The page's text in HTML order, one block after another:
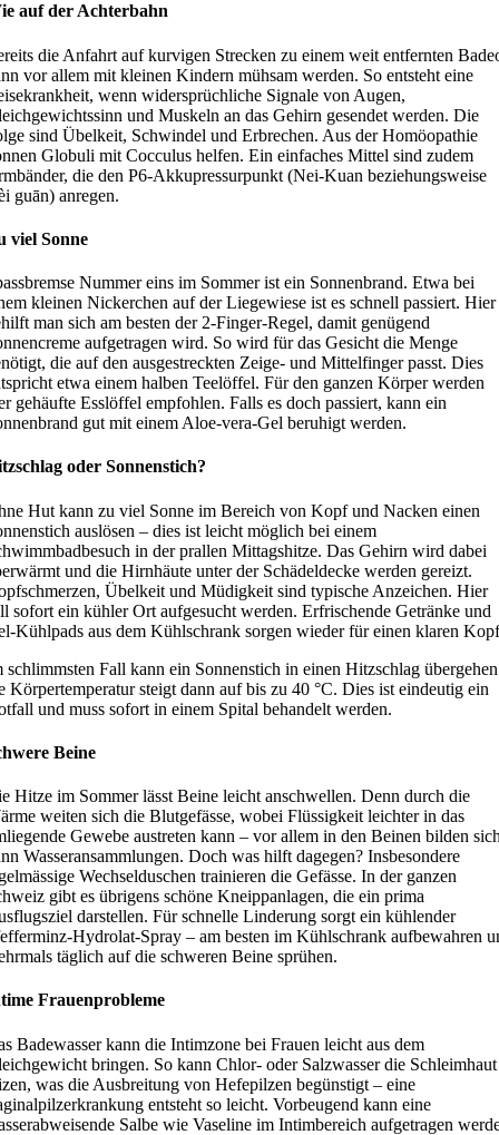
auf der Achterbahn
die Anfahrt auf kurvigen Strecken zu einem weit entfernten
vor allem mit kleinen Kindern mühsam werden. So entsteht eine
wenn widersprüchliche Signale von Augen,
und Muskeln an das Gehirn gesendet werden. Die
sind Übelkeit, Schwindel und Erbrechen. Aus der Homöopathie
Globuli mit Cocculus helfen. Ein einfaches Mittel sind zudem
die den P6-Akkupressurpunkt (Nei-Kuan beziehungsweise
guān) anregen.
viel Sonne
Nummer eins im Sommer ist ein Sonnenbrand. Etwa bei
kleinen Nickerchen auf der Liegewiese ist es schnell passiert. Hier
man sich am besten der 2-Finger-Regel, damit genügend
aufgetragen wird. So wird für das Gesicht die Menge
die auf den ausgestreckten Zeige- und Mittelfinger passt. Dies
etwa einem halben Teelöffel. Für den ganzen Körper werden
gehäufte Esslöffel empfohlen. Falls es doch passiert, kann ein
gut mit einem Aloe-vera-Gel beruhigt werden.
oder Sonnenstich?
Hut kann zu viel Sonne im Bereich von Kopf und Nacken einen
auslösen – dies ist leicht möglich bei einem
in der prallen Mittagshitze. Das Gehirn wird dabei
und die Hirnhäute unter der Schädeldecke werden gereizt.
Übelkeit und Müdigkeit sind typische Anzeichen. Hier
sofort ein kühler Ort aufgesucht werden. Erfrischende Getränke und
Kühlpads aus dem Kühlschrank sorgen wieder für einen klaren
schlimmsten Fall kann ein Sonnenstich in einen Hitzschlag
Körpertemperatur steigt dann auf bis zu 40 °C. Dies ist eindeutig ein
und muss sofort in einem Spital behandelt werden.
Beine
Hitze im Sommer lässt Beine leicht anschwellen. Denn durch die
weiten sich die Blutgefässe, wobei Flüssigkeit leichter in das
Gewebe austreten kann – vor allem in den Beinen bilden
Wasseransammlungen. Doch was hilft dagegen? Insbesondere
Wechselduschen trainieren die Gefässe. In der ganzen
gibt es übrigens schöne Kneippanlagen, die ein prima
darstellen. Für schnelle Linderung sorgt ein kühlender
Hydrolat-Spray – am besten im Kühlschrank aufbewahren
täglich auf die schweren Beine sprühen.
Frauenprobleme
Badewasser kann die Intimzone bei Frauen leicht aus dem
bringen. So kann Chlor- oder Salzwasser die Schleimhaut
was die Ausbreitung von Hefepilzen begünstigt – eine
entsteht so leicht. Vorbeugend kann eine
Salbe wie Vaseline im Intimbereich aufgetragen